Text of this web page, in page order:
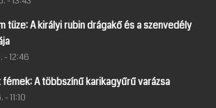
tüze: A királyi rubin drágakő és a szenvedély
- 12:46
fémek: A többszínű karikagyűrű varázsa
11:10